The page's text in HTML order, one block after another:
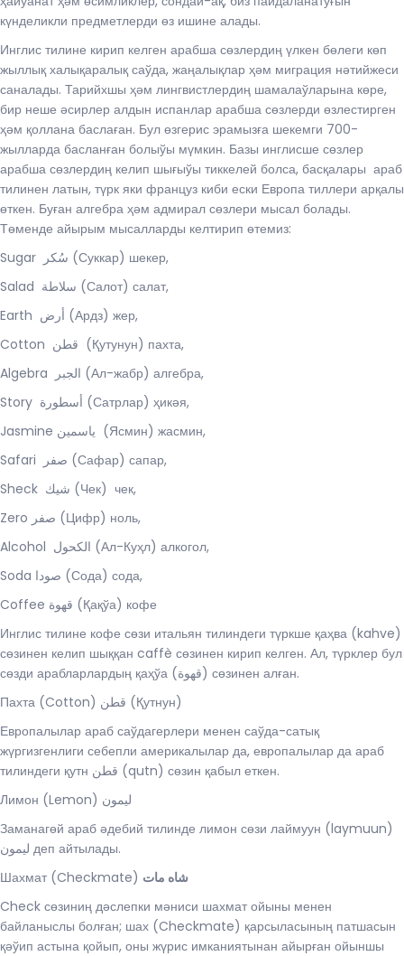
күнделикли предметлерди өз ишине алады.
Инглис тилине кирип келген арабша сөзлердиң үлкен бөлеги көп
жыллық халықаралық саўда, жаңалықлар ҳәм миграция нәтийжеси
саналады. Тарийхшы ҳәм лингвистлердиң шамалаўларына көре,
бир неше әсирлер алдын испанлар арабша сөзлерди өзлестирген
ҳәм қоллана баслаған. Бул өзгерис эрамызға шекемги 700-
жылларда басланған болыўы мүмкин. Базы инглисше сөзлер
арабша сөзлердиң келип шығыўы тиккелей болса, басқалары араб
тилинен латын, түрк яки француз киби ески Европа тиллери арқалы
өткен. Буған алгебра ҳәм адмирал сөзлери мысал болады.
Төменде айырым мысалларды келтирип өтемиз:
Sugar سُكر (Суккар) шекер,
Salad سلاطة (Салот) салат,
Earth أرض (Ардз) жер,
Cotton قطن (Қутунун) пахта,
Algebra الجبر (Ал-жабр) алгебра,
Story أسطورة (Сатрлар) ҳикәя,
Jasmine ياسمين (Ясмин) жасмин,
Safari صفر (Сафар) сапар,
Sheck شيك (Чек) чек,
Zero صفر (Цифр) ноль,
Alcohol الكحول (Ал-Куҳл) алкогол,
Soda صودا (Сода) сода,
Coffee قهوة (Қақўа) кофе
Инглис тилине кофе сөзи итальян тилиндеги түркше қаҳва (kahve)
сөзинен келип шыққан caffè сөзинен кирип келген. Ал, түрклер бул
сөзди арабларлардың қаҳўа (قهوة) сөзинен алған.
Пахта (Cotton) قطن (Қутнун)
Европалылар араб саўдагерлери менен саўда-сатық
жүргизгенлиги себепли америкалылар да, европалылар да араб
тилиндеги қутн قطن (qutn) сөзин қабыл еткен.
Лимон (Lemon) ليمون
Заманагөй араб әдебий тилинде лимон сөзи лаймуун (laymuun)
ليمون деп айтылады.
Шахмат (Checkmate) شاه مات
Check сөзиниң дәслепки мәниси шахмат ойыны менен
байланыслы болған; шах (Checkmate) қарсыласының патшасын
қәўип астына қойып, оны жүрис имканиятынан айырған ойыншы